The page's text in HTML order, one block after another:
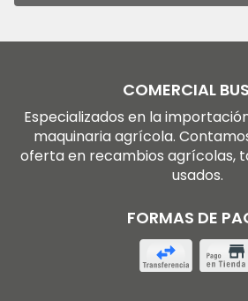
COMERCIAL
Especializados en la
maquinaria agrícola.
oferta en recambios agrícolas,
usados.
FORMAS DE